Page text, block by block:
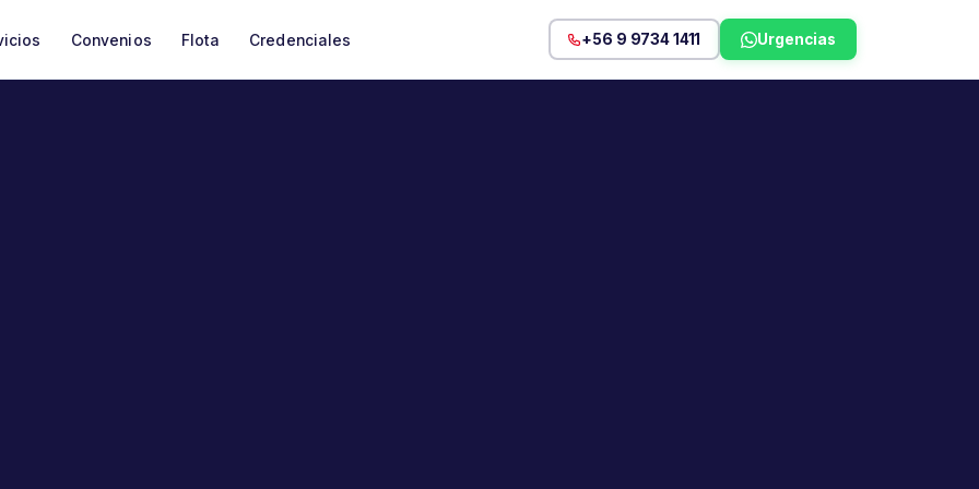
Convenios Flota Credenciales +56 9 9734 1411 Urgencias